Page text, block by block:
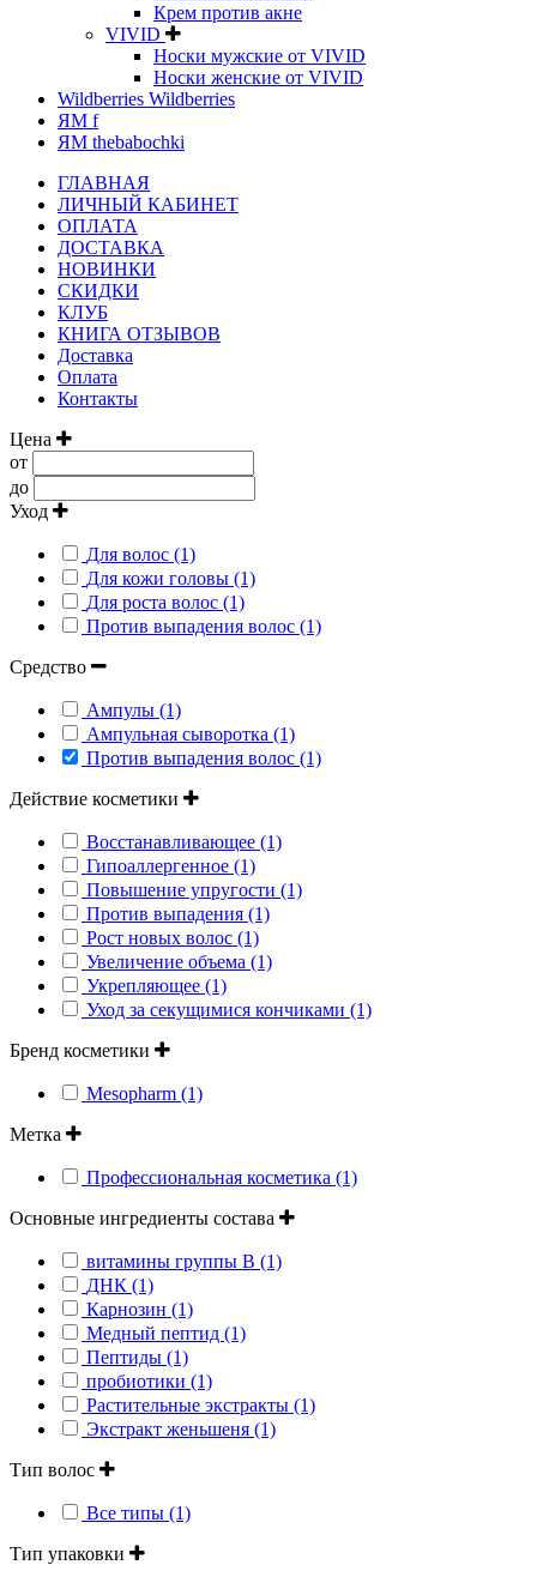
Крем против акне
VIVID
Носки мужские от VIVID
Носки женские от VIVID
Wildberries Wildberries
ЯМ f
ЯМ thebabochki
ГЛАВНАЯ
ЛИЧНЫЙ КАБИНЕТ
ОПЛАТА
ДОСТАВКА
НОВИНКИ
СКИДКИ
КЛУБ
КНИГА ОТЗЫВОВ
Доставка
Оплата
Контакты
Цена
от
до
Уход
Для волос (1)
Для кожи головы (1)
Для роста волос (1)
Против выпадения волос (1)
Средство
Ампулы (1)
Ампульная сыворотка (1)
Против выпадения волос (1)
Действие косметики
Восстанавливающее (1)
Гипоаллергенное (1)
Повышение упругости (1)
Против выпадения (1)
Рост новых волос (1)
Увеличение объема (1)
Укрепляющее (1)
Уход за секущимися кончиками (1)
Бренд косметики
Mesopharm (1)
Метка
Профессиональная косметика (1)
Основные ингредиенты состава
витамины группы В (1)
ДНК (1)
Карнозин (1)
Медный пептид (1)
Пептиды (1)
пробиотики (1)
Растительные экстракты (1)
Экстракт женьшеня (1)
Тип волос
Все типы (1)
Тип упаковки